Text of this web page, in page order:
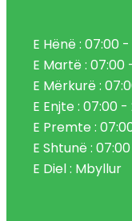
E Hënë : 07:00 -
E Martë : 07:00
E Mërkurë :
E Enjte : 07:00 -
E Premte :
E Shtunë :
E Diel : Mbyllur